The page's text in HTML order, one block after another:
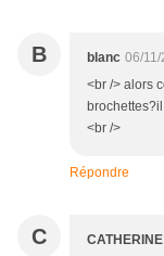
B blanc 06/11/
<br /> alors
<br />
Répondre
C